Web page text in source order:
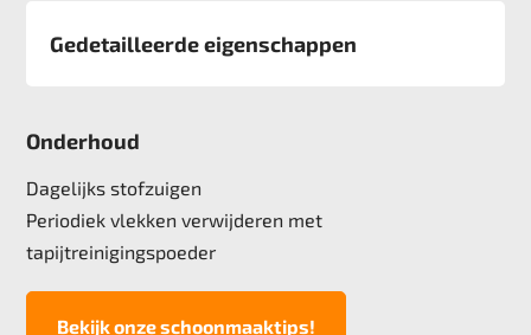
Gedetailleerde eigenschappen
Pool
Poolgewicht
540 g/m2
3,0 mm
Onderhoud
Dagelijks stofzuigen
Periodiek vlekken verwijderen met
tapijtreinigingspoeder
Bekijk onze schoonmaaktips!